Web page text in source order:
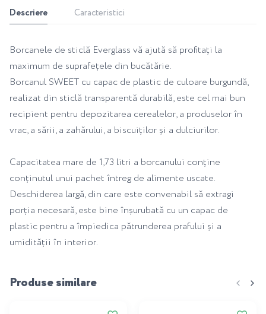
Descriere Caracteristici
Borcanele de sticlă Everglass vă ajută să profitați la
maximum de suprafețele din bucătărie.
Borcanul SWEET cu capac de plastic de culoare burgundă,
realizat din sticlă transparentă durabilă, este cel mai bun
recipient pentru depozitarea cerealelor, a produselor în
vrac, a sării, a zahărului, a biscuiților și a dulciurilor.
Capacitatea mare de 1,73 litri a borcanului conține
conținutul unui pachet întreg de alimente uscate.
Deschiderea largă, din care este convenabil să extragi
porția necesară, este bine înșurubată cu un capac de
plastic pentru a împiedica pătrunderea prafului și a
umidității în interior.
Produse similare